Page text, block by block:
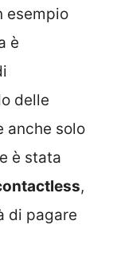
esempio
è
delle
anche solo
è stata
,
di pagare